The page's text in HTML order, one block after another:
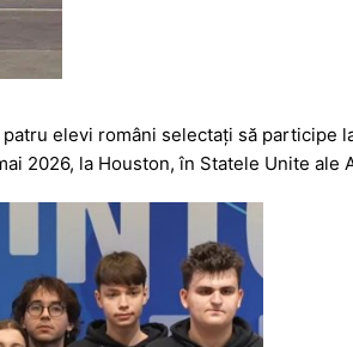
elevi români selectați să participe
2026, la Houston, în Statele Unite ale